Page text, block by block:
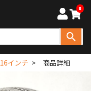
0
16インチ 商品詳細